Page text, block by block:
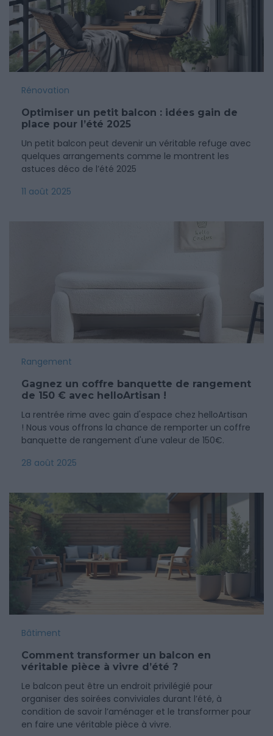
Rénovation
Optimiser un petit balcon : idées gain de
place pour l’été 2025
Un petit balcon peut devenir un véritable refuge avec
quelques arrangements comme le montrent les
astuces déco de l’été 2025
11 août 2025
Rangement
Gagnez un coffre banquette de rangement
de 150 € avec helloArtisan !
La rentrée rime avec gain d'espace chez helloArtisan
! Nous vous offrons la chance de remporter un coffre
banquette de rangement d'une valeur de 150€.
28 août 2025
Bâtiment
Comment transformer un balcon en
véritable pièce à vivre d’été ?
Le balcon peut être un endroit privilégié pour
organiser des soirées conviviales durant l’été, à
condition de savoir l’aménager et le transformer pour
en faire une véritable pièce à vivre.